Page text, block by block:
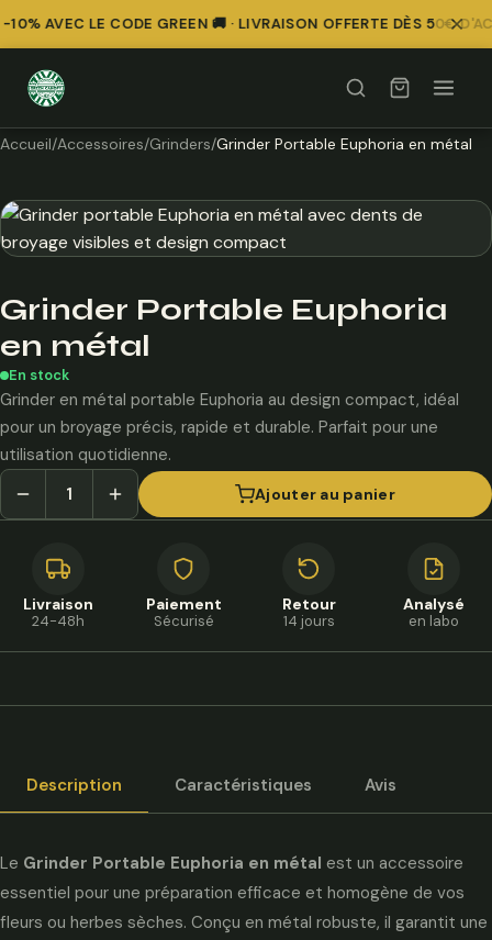
AVEC LE CODE GREEN 🚚 · LIVRAISON OFFERTE DÈS 50€
Accueil/Accessoires/Grinders/Grinder Portable Euphoria en métal
Grinder Portable Euphoria
en métal
En stock
Grinder en métal portable Euphoria au design compact, idéal
pour un broyage précis, rapide et durable. Parfait pour une
utilisation quotidienne.
Ajouter au panier
Livraison
24-48h
Paiement
Sécurisé
Retour
14 jours
Analysé
en labo
Description Caractéristiques Avis
Le Grinder Portable Euphoria en métal est un accessoire
essentiel pour une préparation efficace et homogène de vos
fleurs ou herbes sèches. Conçu en métal robuste, il garantit une